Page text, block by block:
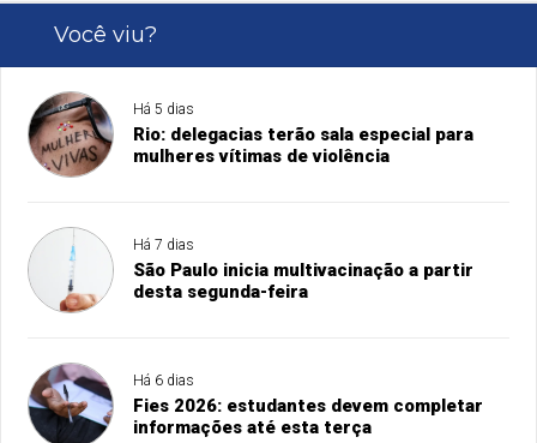
Você viu?
Há 5 dias
Rio: delegacias terão sala especial para
mulheres vítimas de violência
Há 7 dias
São Paulo inicia multivacinação a partir
desta segunda-feira
Há 6 dias
Fies 2026: estudantes devem completar
informações até esta terça